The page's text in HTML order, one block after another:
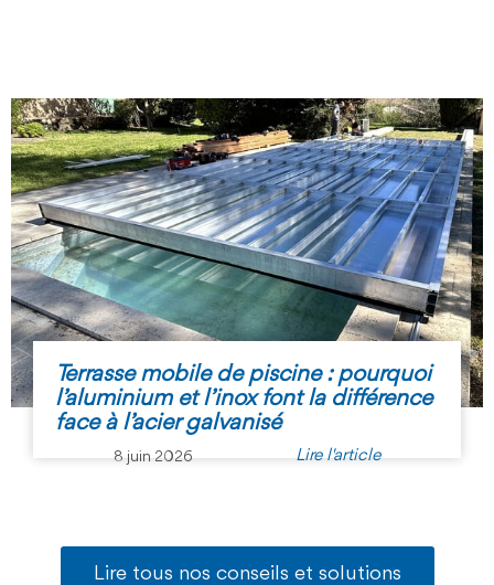
Terrasse mobile de piscine : pourquoi
l’aluminium et l’inox font la différence
face à l’acier galvanisé
8 juin 2026 Lire l'article
Lire tous nos conseils et solutions